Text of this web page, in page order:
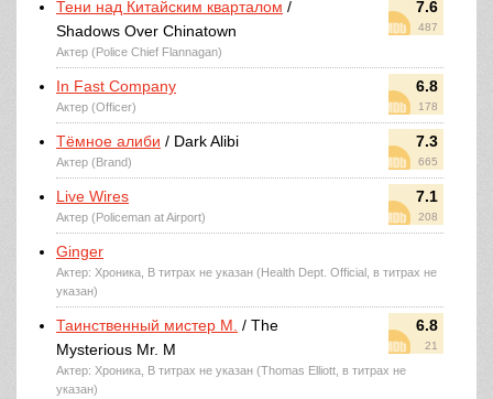
7.6
487
Тени над Китайским кварталом /
Shadows Over Chinatown
Актер (Police Chief Flannagan)
6.8
178
In Fast Company
Актер (Officer)
7.3
665
Тёмное алиби / Dark Alibi
Актер (Brand)
7.1
208
Live Wires
Актер (Policeman at Airport)
Ginger
Актер: Хроника, В титрах не указан (Health Dept. Official, в титрах не
указан)
6.8
21
Таинственный мистер М. / The
Mysterious Mr. M
Актер: Хроника, В титрах не указан (Thomas Elliott, в титрах не
указан)